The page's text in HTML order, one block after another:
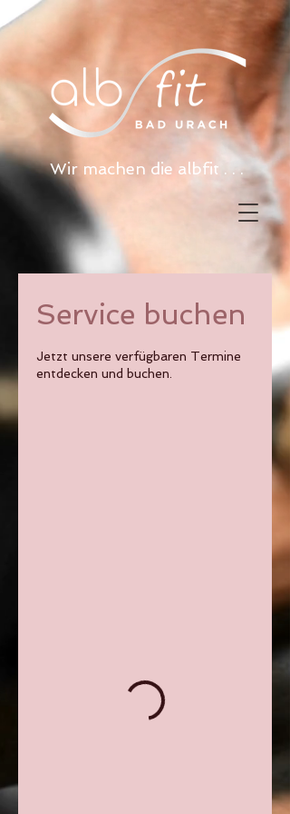
Wir machen die albfit . . .
Service buchen
Jetzt unsere verfügbaren Termine
entdecken und buchen.